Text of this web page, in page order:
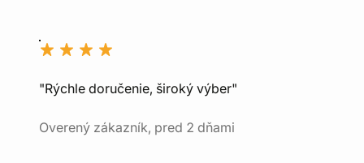
"Rýchle doručenie, široký výber"
Overený zákazník, pred 2 dňami